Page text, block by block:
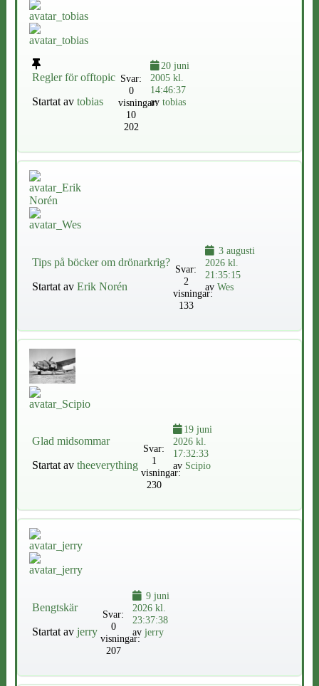
Regler för offtopic
Startat av tobias
Svar:
0
visningar:
10
202
20 juni
2005 kl.
14:46:37
av tobias
Tips på böcker om drönarkrig?
Startat av Erik Norén
Svar:
2
visningar:
133
3 augusti
2026 kl.
21:35:15
av Wes
Glad midsommar
Startat av theeverything
Svar:
1
visningar:
230
19 juni
2026 kl.
17:32:33
av Scipio
Bengtskär
Startat av jerry
Svar:
0
visningar:
207
9 juni
2026 kl.
23:37:38
av jerry